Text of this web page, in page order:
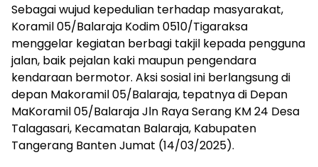
Sebagai wujud kepedulian terhadap masyarakat,
Koramil 05/Balaraja Kodim 0510/Tigaraksa
menggelar kegiatan berbagi takjil kepada pengguna
jalan, baik pejalan kaki maupun pengendara
kendaraan bermotor. Aksi sosial ini berlangsung di
depan Makoramil 05/Balaraja, tepatnya di Depan
MaKoramil 05/Balaraja Jln Raya Serang KM 24 Desa
Talagasari, Kecamatan Balaraja, Kabupaten
Tangerang Banten Jumat (14/03/2025).